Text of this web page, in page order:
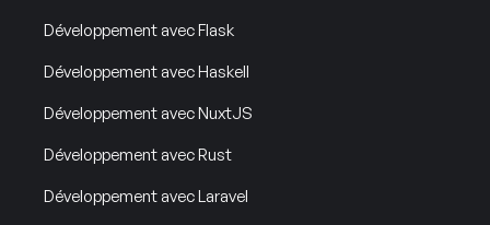
Développement avec Flask
Développement avec Haskell
Développement avec NuxtJS
Développement avec Rust
Développement avec Laravel